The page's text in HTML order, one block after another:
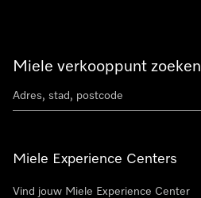
Miele verkooppunt zoeken
Miele Experience Centers
Vind jouw Miele Experience Center